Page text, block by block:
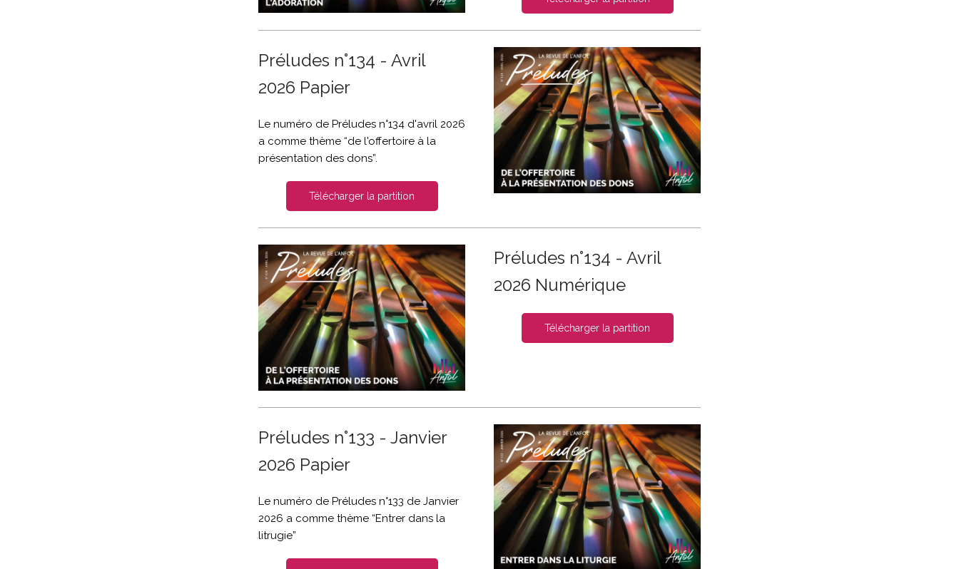
Préludes n°134 - Avril
2026 Papier
Le numéro de Préludes n°134 d'avril 2026
a comme thème “de l'offertoire à la
présentation des dons”.
Télécharger la partition
Préludes n°134 - Avril
2026 Numérique
Télécharger la partition
Préludes n°133 - Janvier
2026 Papier
Le numéro de Préludes n°133 de Janvier
2026 a comme thème “Entrer dans la
litrugie”